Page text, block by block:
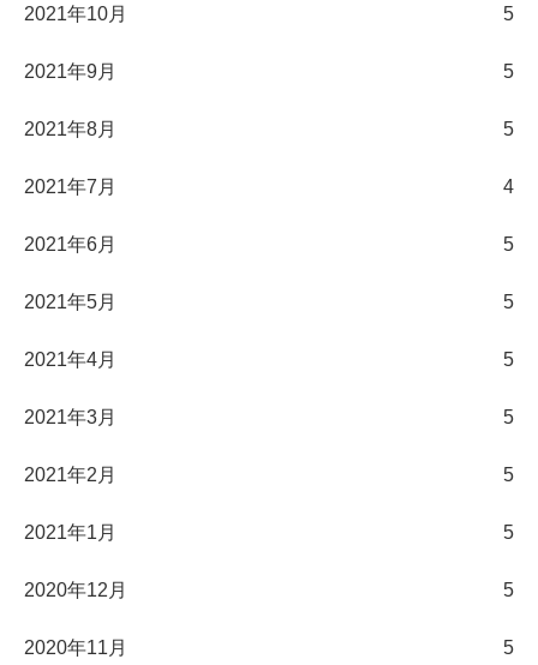
2021年10月 5
2021年9月 5
2021年8月 5
2021年7月 4
2021年6月 5
2021年5月 5
2021年4月 5
2021年3月 5
2021年2月 5
2021年1月 5
2020年12月 5
2020年11月 5